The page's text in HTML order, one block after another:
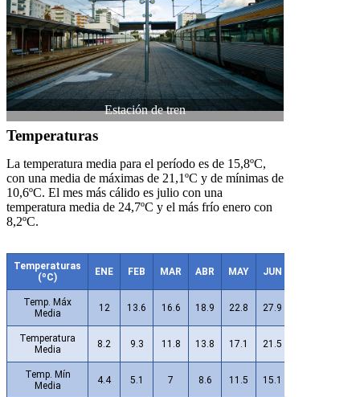
Estación de tren
Temperaturas
La temperatura media para el período es de 15,8ºC,
con una media de máximas de 21,1ºC y de mínimas de
10,6ºC. El mes más cálido es julio con una
temperatura media de 24,7ºC y el más frío enero con
8,2ºC.
Temperaturas
(ºC)
ENE FEB MAR ABR MAY JUN
Temp. Máx
Media
12 13.6 16.6 18.9 22.8 27.9
Temperatura
Media
8.2 9.3 11.8 13.8 17.1 21.5
Temp. Mín
Media
4.4 5.1 7 8.6 11.5 15.1